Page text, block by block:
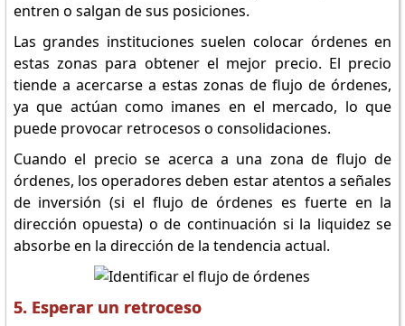
entren o salgan de sus posiciones.
Las grandes instituciones suelen colocar órdenes en
estas zonas para obtener el mejor precio. El precio
tiende a acercarse a estas zonas de flujo de órdenes,
ya que actúan como imanes en el mercado, lo que
puede provocar retrocesos o consolidaciones.
Cuando el precio se acerca a una zona de flujo de
órdenes, los operadores deben estar atentos a señales
de inversión (si el flujo de órdenes es fuerte en la
dirección opuesta) o de continuación si la liquidez se
absorbe en la dirección de la tendencia actual.
5. Esperar un retroceso